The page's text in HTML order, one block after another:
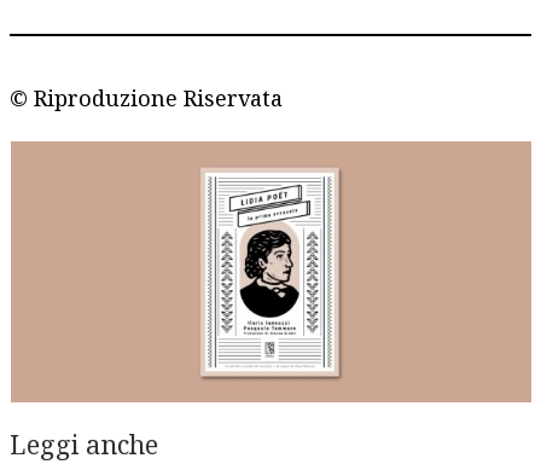
© Riproduzione Riservata
Leggi anche